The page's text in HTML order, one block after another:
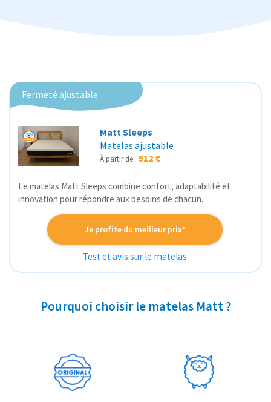
Fermeté ajustable
Matt Sleeps
Matelas ajustable
À partir de512 €
Le matelas Matt Sleeps combine confort, adaptabilité et
innovation pour répondre aux besoins de chacun.
Je profite du meilleur prix*
Test et avis sur le matelas
Pourquoi choisir le matelas Matt ?